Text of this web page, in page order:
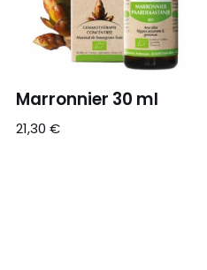
Marronnier 30 ml
21,30€